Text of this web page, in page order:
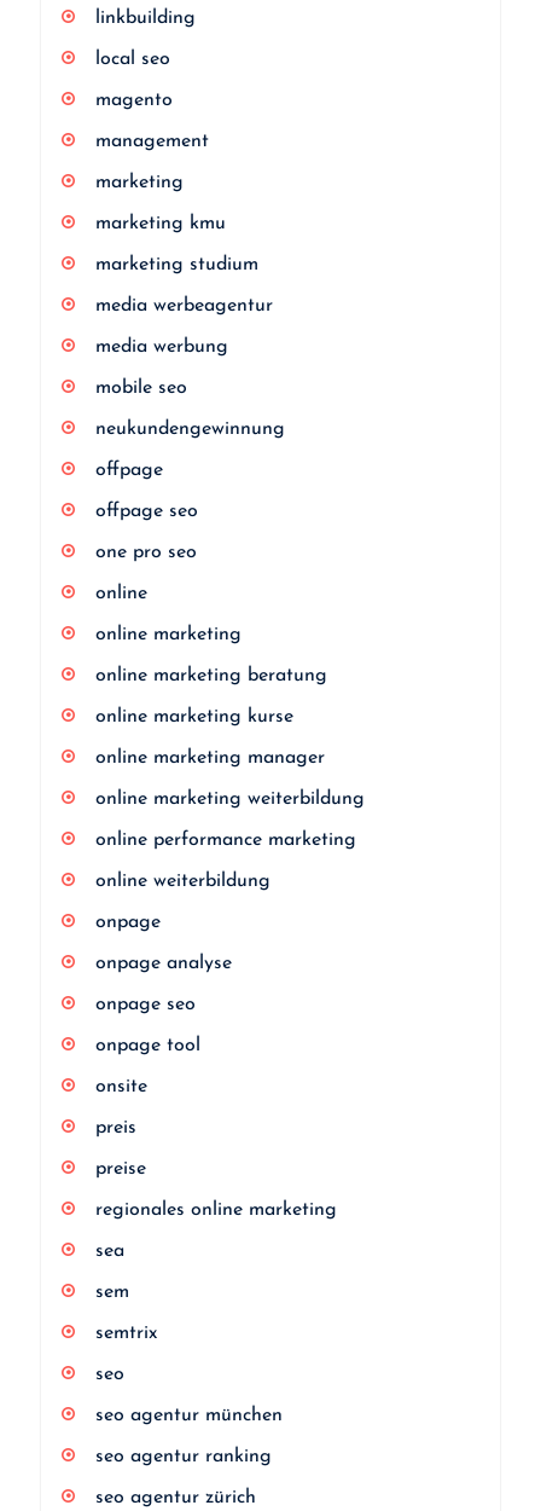
linkbuilding
local seo
magento
management
marketing
marketing kmu
marketing studium
media werbeagentur
media werbung
mobile seo
neukundengewinnung
offpage
offpage seo
one pro seo
online
online marketing
online marketing beratung
online marketing kurse
online marketing manager
online marketing weiterbildung
online performance marketing
online weiterbildung
onpage
onpage analyse
onpage seo
onpage tool
onsite
preis
preise
regionales online marketing
sea
sem
semtrix
seo
seo agentur münchen
seo agentur ranking
seo agentur zürich